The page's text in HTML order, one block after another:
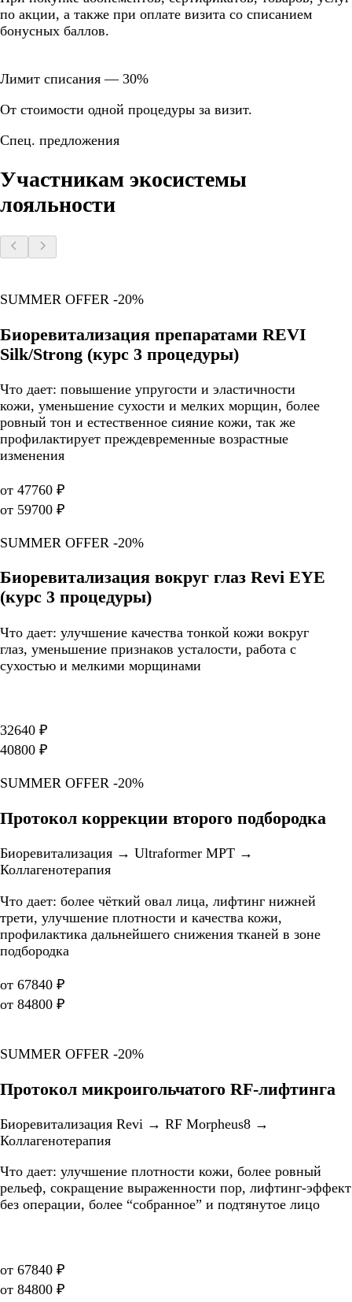
по акции, а также при оплате визита со списанием
бонусных баллов.
Лимит списания — 30%
От стоимости одной процедуры за визит.
Спец. предложения
Участникам экосистемы
лояльности
SUMMER OFFER -20%
Биоревитализация препаратами REVI
Silk/Strong (курс 3 процедуры)
Что дает: повышение упругости и эластичности
кожи, уменьшение сухости и мелких морщин, более
ровный тон и естественное сияние кожи, так же
профилактирует преждевременные возрастные
изменения
от 47760 ₽
от 59700 ₽
SUMMER OFFER -20%
Биоревитализация вокруг глаз Revi EYE
(курс 3 процедуры)
Что дает: улучшение качества тонкой кожи вокруг
глаз, уменьшение признаков усталости, работа с
сухостью и мелкими морщинами
32640 ₽
40800 ₽
SUMMER OFFER -20%
Протокол коррекции второго подбородка
Биоревитализация → Ultraformer MPT →
Коллагенотерапия
Что дает: более чёткий овал лица, лифтинг нижней
трети, улучшение плотности и качества кожи,
профилактика дальнейшего снижения тканей в зоне
подбородка
от 67840 ₽
от 84800 ₽
SUMMER OFFER -20%
Протокол микроигольчатого RF-лифтинга
Биоревитализация Revi → RF Morpheus8 →
Коллагенотерапия
Что дает: улучшение плотности кожи, более ровный
рельеф, сокращение выраженности пор, лифтинг-эффект
без операции, более “собранное” и подтянутое лицо
от 67840 ₽
от 84800 ₽